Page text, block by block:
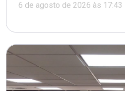
6 de agosto de 2026 às 17:43